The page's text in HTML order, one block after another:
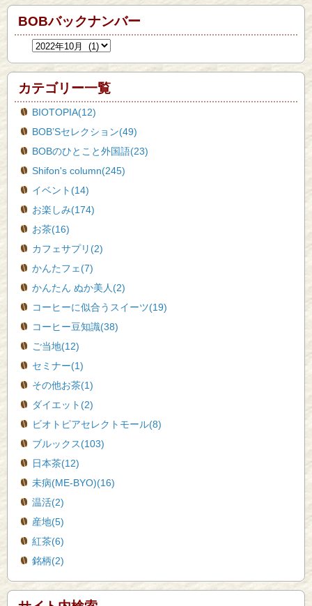
BOBバックナンバー
カテゴリー一覧
BIOTOPIA(12)
BOB’Sセレクション(49)
BOBのひとこと外国語(23)
Shifon's column(245)
イベント(14)
お楽しみ(174)
お茶(16)
カフェサプリ(2)
かんたフェ(7)
かんたん ぬか美人(2)
コーヒーに似合うスイーツ(19)
コーヒー豆知識(38)
ご当地(12)
セミナー(1)
その他お茶(1)
ダイエット(2)
ビオトピアセレクトモール(8)
ブルックス(103)
日本茶(12)
未病(ME-BYO)(16)
温活(2)
産地(5)
紅茶(6)
銘柄(2)